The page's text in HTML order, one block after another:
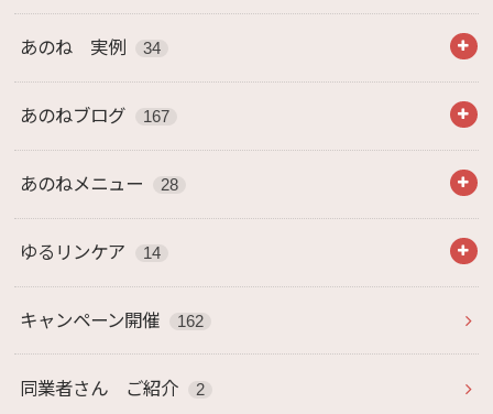
あのね 実例 34
あのねブログ 167
あのねメニュー 28
ゆるリンケア 14
キャンペーン開催 162
同業者さん ご紹介 2